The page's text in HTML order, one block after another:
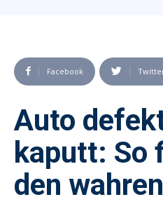
Facebook
Auto
kaputt: So
den